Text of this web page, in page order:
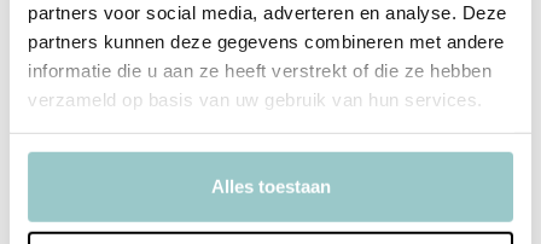
partners voor social media, adverteren en analyse. Deze
partners kunnen deze gegevens combineren met andere
informatie die u aan ze heeft verstrekt of die ze hebben
verzameld op basis van uw gebruik van hun services.
Alles toestaan
Jellycat
Amuseables Arlette Heart
Jellycat
Amuseables Philippe Palmier